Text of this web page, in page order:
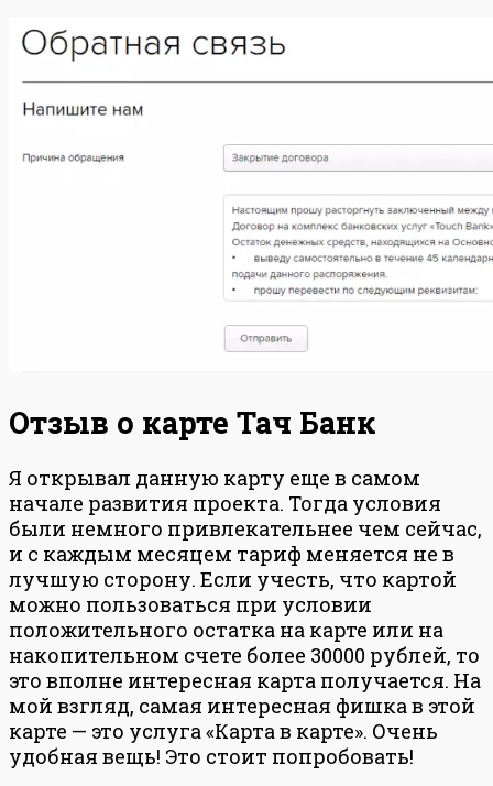
Отзыв о карте Тач Банк
Я открывал данную карту еще в самом
начале развития проекта. Тогда условия
были немного привлекательнее чем сейчас,
и с каждым месяцем тариф меняется не в
лучшую сторону. Если учесть, что картой
можно пользоваться при условии
положительного остатка на карте или на
накопительном счете более 30000 рублей, то
это вполне интересная карта получается. На
мой взгляд, самая интересная фишка в этой
карте — это услуга «Карта в карте». Очень
удобная вещь! Это стоит попробовать!